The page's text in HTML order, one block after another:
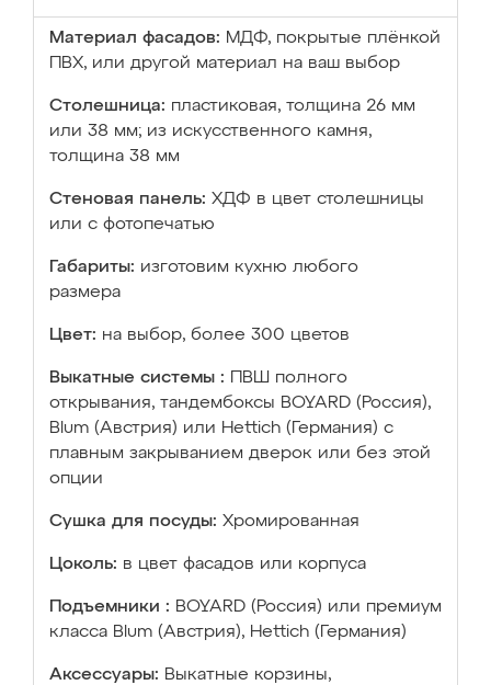
Материал фасадов: МДФ, покрытые плёнкой
ПВХ, или другой материал на ваш выбор
Столешница: пластиковая, толщина 26 мм
или 38 мм; из искусственного камня,
толщина 38 мм
Стеновая панель: ХДФ в цвет столешницы
или с фотопечатью
Габариты: изготовим кухню любого
размера
Цвет: на выбор, более 300 цветов
Выкатные системы :
ПВШ полного
открывания, тандембоксы BOYARD (Россия),
Blum (Австрия) или Hettich (Германия) с
плавным закрыванием дверок или без этой
опции
Сушка для посуды: Хромированная
Цоколь: в цвет фасадов или корпуса
Подъемники : BOYARD (Россия) или премиум
класса Blum (Австрия), Hettich (Германия)
Аксессуары: Выкатные корзины,